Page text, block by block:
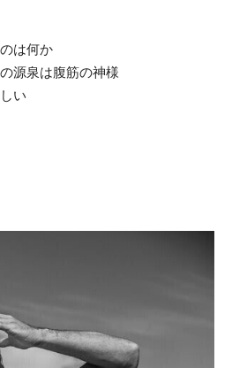
は何か
源泉は腹筋の神様
い